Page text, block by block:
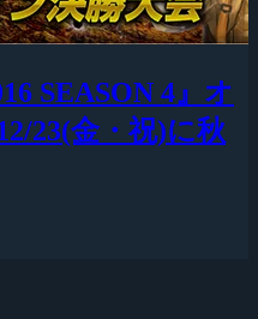
SEASON 4』オ
23(金・祝)に秋